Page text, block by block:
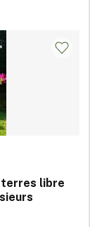
terres libre